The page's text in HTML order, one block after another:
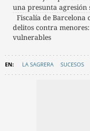
una presunta agresión
Fiscalía de Barcelona
delitos contra
vulnerables
LA SAGRERA SUCESOS